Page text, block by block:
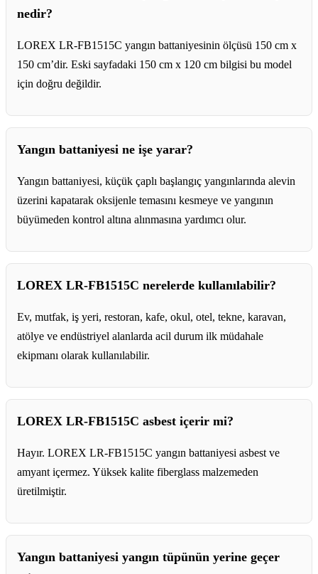
nedir?
LOREX LR-FB1515C yangın battaniyesinin ölçüsü 150 cm x
150 cm’dir. Eski sayfadaki 150 cm x 120 cm bilgisi bu model
için doğru değildir.
Yangın battaniyesi ne işe yarar?
Yangın battaniyesi, küçük çaplı başlangıç yangınlarında alevin
üzerini kapatarak oksijenle temasını kesmeye ve yangının
büyümeden kontrol altına alınmasına yardımcı olur.
LOREX LR-FB1515C nerelerde kullanılabilir?
Ev, mutfak, iş yeri, restoran, kafe, okul, otel, tekne, karavan,
atölye ve endüstriyel alanlarda acil durum ilk müdahale
ekipmanı olarak kullanılabilir.
LOREX LR-FB1515C asbest içerir mi?
Hayır. LOREX LR-FB1515C yangın battaniyesi asbest ve
amyant içermez. Yüksek kalite fiberglass malzemeden
üretilmiştir.
Yangın battaniyesi yangın tüpünün yerine geçer